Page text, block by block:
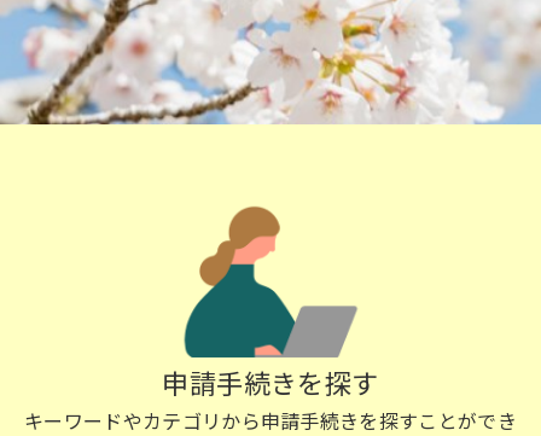
申請手続きを探す
キーワードやカテゴリから申請手続きを探すことができ